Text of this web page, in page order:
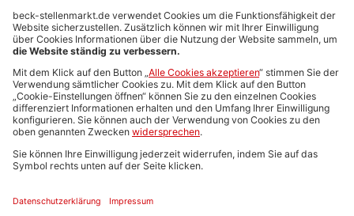
Anzeigen-AGB
Media-Daten
Newsletteranmeldung
Produktübersicht
ALLGEMEIN
FAQs
Impressum